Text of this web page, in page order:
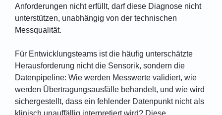
Anforderungen nicht erfüllt, darf diese Diagnose nicht
unterstützen, unabhängig von der technischen
Messqualität.
Für Entwicklungsteams ist die häufig unterschätzte
Herausforderung nicht die Sensorik, sondern die
Datenpipeline: Wie werden Messwerte validiert, wie
werden Übertragungsausfälle behandelt, und wie wird
sichergestellt, dass ein fehlender Datenpunkt nicht als
klinisch unauffällig interpretiert wird? Diese